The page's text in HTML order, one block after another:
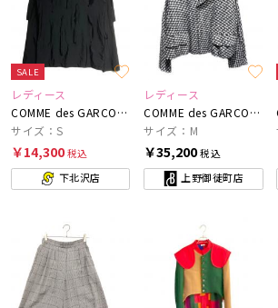
SALE
レディース
COMME des GARCONS
サイズ：S
￥14,300税込
下北沢店
レディース
COMME des GARCONS COMME des GARCONS
サイズ：M
￥35,200税込
上野御徒町店